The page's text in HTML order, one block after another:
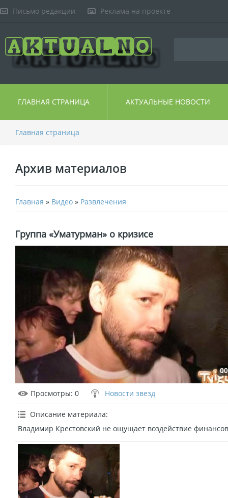
Письмо редакции Реклама на проекте
ГЛАВНАЯ СТРАНИЦА АКТУАЛЬНЫЕ НОВОСТИ
Главная страница
Архив материалов
Главная » Видео » Развлечения
Группа «Уматурман» о кризисе
Просмотры: 0 Новости звезд
Описание материала:
Владимир Крестовский не ощущает воздействие